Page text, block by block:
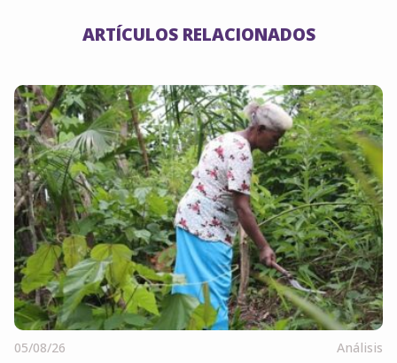
ARTÍCULOS RELACIONADOS
05/08/26 Análisis